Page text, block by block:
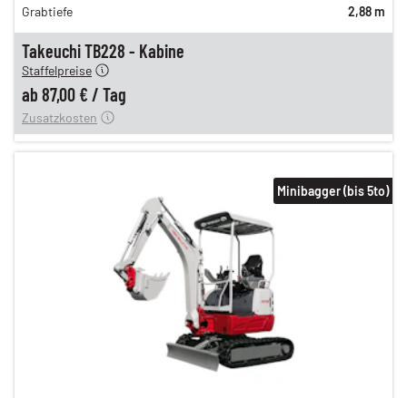
Takeuchi TB228 - Kabine
105,00 €
Staffelpreise
ab 87,00 € / Tag
12,00 €
Zusatzkosten
Grabtiefe
2,88 m
Minibagger (bis 5to)